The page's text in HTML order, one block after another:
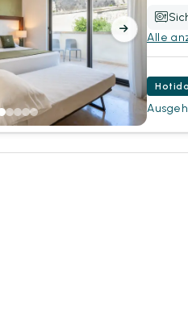
Alle